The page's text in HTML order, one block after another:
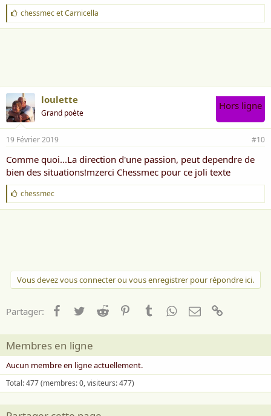
J
'
a
chessmecetCarnicella
loulette
Grand poète
Hors ligne
19 Février 2019 #10
Comme quoi...La direction d'une passion, peut dependre de
bien des situations!mzerci Chessmec pour ce joli texte
J
'
a
chessmec
Vous devez vous connecter ou vous enregistrer pour répondre ici.
Partager: Facebook
TwitterReddit PinterestTumblrWhatsApp
Email
Membres en ligne
Aucun membre en ligne actuellement.
Total: 477 (membres: 0, visiteurs: 477)